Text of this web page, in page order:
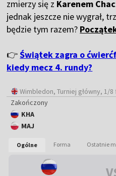
zmierzy się z Karenem
jednak jeszcze nie wygrał,
będzie tym razem?
👉Świątek zagra o
kiedy mecz 4. rundy?
Wimbledon, Turniej główny, 1/8
Zakończony
KHA
MAJ
Mecz
KHA
Ogólne Forma Ostatnie